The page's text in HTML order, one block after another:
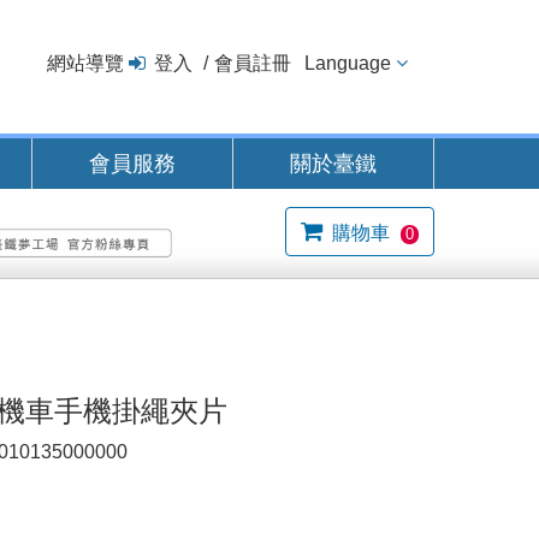
網站導覽 登入 會員註冊 Language
會員服務 關於臺鐵
購物車 0
車手機掛繩夾片